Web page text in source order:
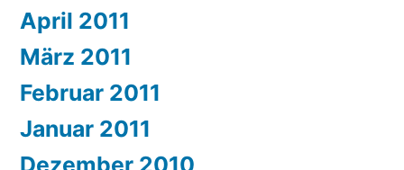
April 2011
März 2011
Februar 2011
Januar 2011